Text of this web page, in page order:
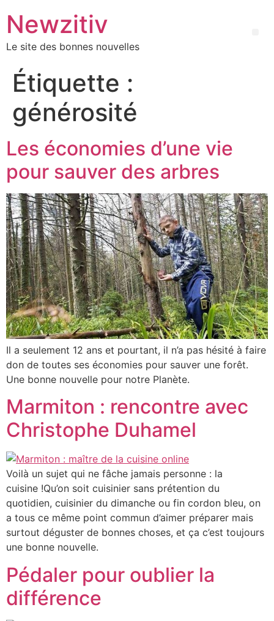
Newzitiv
Le site des bonnes nouvelles
Étiquette :
générosité
Les économies d’une vie
pour sauver des arbres
Il a seulement 12 ans et pourtant, il n’a pas hésité à faire
don de toutes ses économies pour sauver une forêt.
Une bonne nouvelle pour notre Planète.
Marmiton : rencontre avec
Christophe Duhamel
Voilà un sujet qui ne fâche jamais personne : la
cuisine !Qu’on soit cuisinier sans prétention du
quotidien, cuisinier du dimanche ou fin cordon bleu, on
a tous ce même point commun d’aimer préparer mais
surtout déguster de bonnes choses, et ça c’est toujours
une bonne nouvelle.
Pédaler pour oublier la
différence